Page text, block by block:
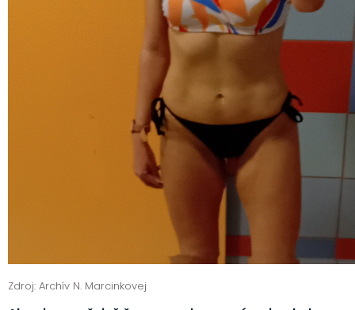
Zdroj: Archív N. Marcinkovej